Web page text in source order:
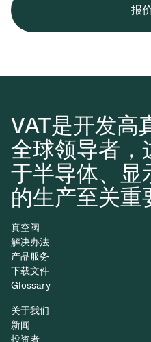
报
VAT是开发高
全球领导者，
于半导体、显
的生产至关重
真空阀
解决办法
产品服务
下载文件
Glossary
关于我们
新闻
投资者